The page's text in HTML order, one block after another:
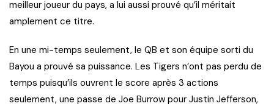
meilleur joueur du pays, a lui aussi prouvé qu’il méritait
amplement ce titre.
En une mi-temps seulement, le QB et son équipe sorti du
Bayou a prouvé sa puissance. Les Tigers n’ont pas perdu de
temps puisqu’ils ouvrent le score après 3 actions
seulement, une passe de Joe Burrow pour Justin Jefferson,